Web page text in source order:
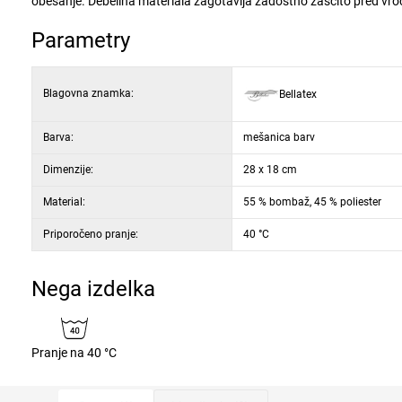
Parametry
Blagovna znamka: Bellatex
Barva: mešanica barv
Dimenzije: 28 x 18 cm
Material: 55 % bombaž, 45 % poliester
Priporočeno pranje: 40 °C
Nega izdelka
Pranje na 40 °C